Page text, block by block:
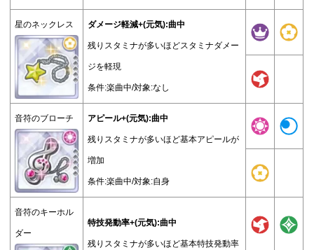
星のネックレス ダメージ軽減+(元気):曲中
残りスタミナが多いほどスタミナダメー
ジを軽現
条件:楽曲中/対象:なし
音符のブローチ アピール+(元気):曲中
残りスタミナが多いほど基本アピールが
増加
条件:楽曲中/対象:自身
音符のキーホル
ダー
特技発動率+(元気):曲中
残りスタミナが多いほど基本特技発動率